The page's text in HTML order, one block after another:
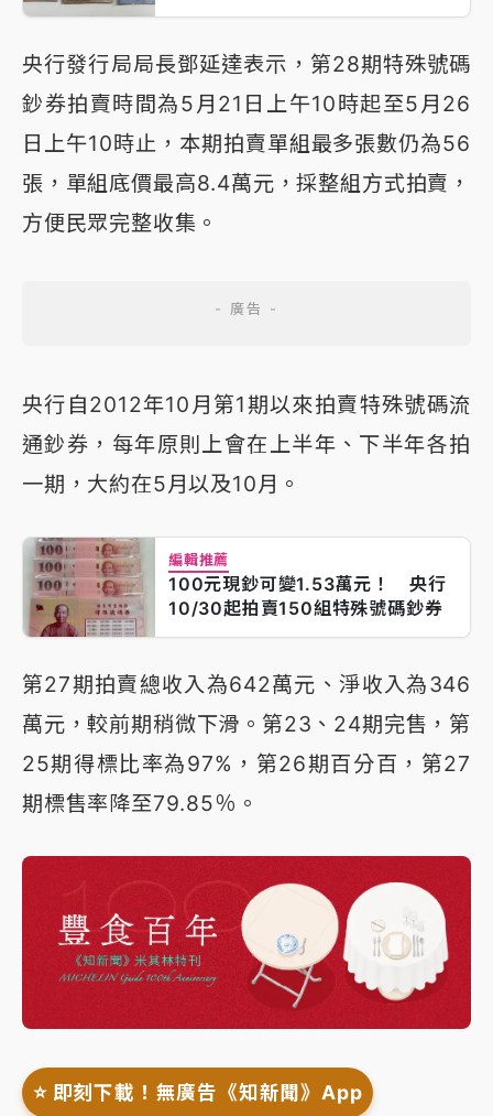
央行發行局局長鄧延達表示，第28期特殊號碼
鈔券拍賣時間為5月21日上午10時起至5月26
日上午10時止，本期拍賣單組最多張數仍為56
張，單組底價最高8.4萬元，採整組方式拍賣，
方便民眾完整收集。
央行自2012年10月第1期以來拍賣特殊號碼流
通鈔券，每年原則上會在上半年、下半年各拍
一期，大約在5月以及10月。
編輯推薦
100元現鈔可變1.53萬元！ 央行
10/30起拍賣150組特殊號碼鈔券
第27期拍賣總收入為642萬元、淨收入為346
萬元，較前期稍微下滑。第23、24期完售，第
25期得標比率為97%，第26期百分百，第27
期標售率降至79.85％。
⭐️ 即刻下載！無廣告《知新聞》App